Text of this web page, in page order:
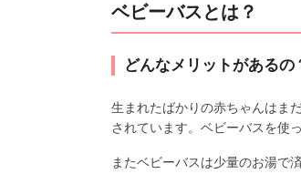
ベビーバスとは？
どんなメリットがあるの
生まれたばかりの赤ちゃんはま
されています。ベビーバスを使
またベビーバスは少量のお湯で